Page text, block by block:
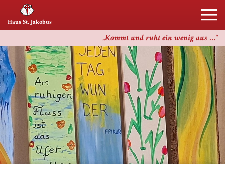
Kommt und ruht ein wenig aus …
Haus St. Jakobus